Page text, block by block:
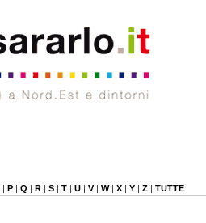
| P| Q | R| S| T| U| V| W| X| Y| Z| TUTTE